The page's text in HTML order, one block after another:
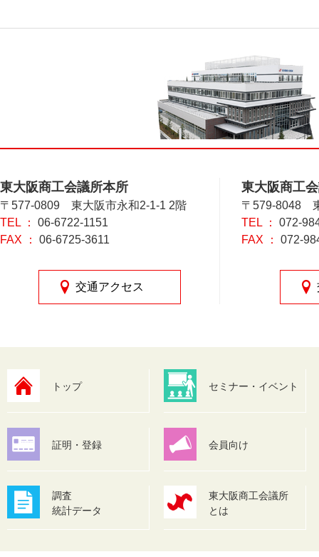
東大阪商工会議所本所
〒577-0809 東大阪市永和2-1-1 2階
TEL ：
06-6722-1151
FAX ：
06-6725-3611
交通アクセス
東大阪商工
〒579-8048
TEL ：
072-
FAX ：
072-
トップ セミナー・イベント
証明・登録 会員向け
調査
統計データ
東大阪商工会議所
とは